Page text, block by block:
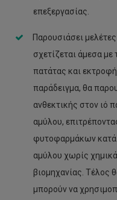
επεξεργασίας.
Παρουσιάσει
σχετίζεται άμεσα με
πατάτας και
παράδειγμα, θα
ανθεκτικής στον ιό
αμύλου,
φυτοφαρμάκων κατά
αμύλου χωρίς
βιομηχανίας. Τέλος
μπορούν να